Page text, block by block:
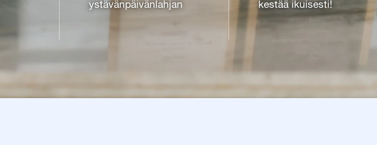
ystävänpäivänlahjan
kestää ikuisesti!